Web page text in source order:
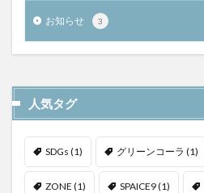
お知らせ 3
人気タグ
SDGs (1) グリーンコーラ (1)
ZONE (1) SPAICE9(1)